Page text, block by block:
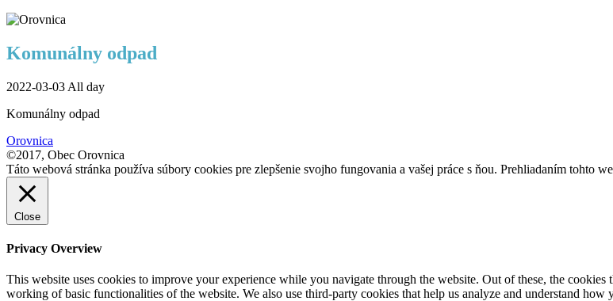
Komunálny odpad
2022-03-03 All day
Komunálny odpad
Orovnica
©2017, Obec Orovnica
Táto webová stránka používa súbory cookies pre zlepšenie svojho fungovania a vašej práce s ňou. Prehliadaním tohto
Close
Privacy Overview
This website uses cookies to improve your experience while you navigate through the website. Out of these, the cookies
working of basic functionalities of the website. We also use third-party cookies that help us analyze and understand